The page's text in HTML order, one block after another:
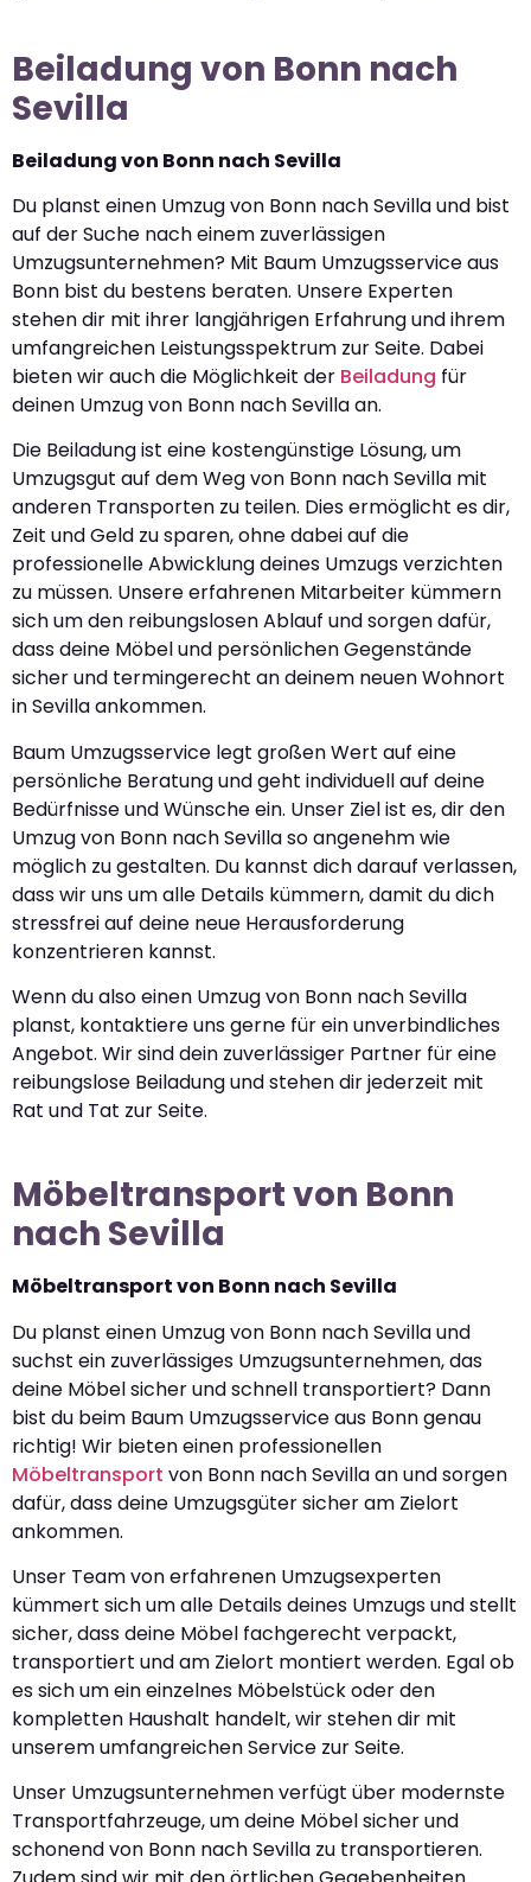
Beiladung von Bonn nach
Sevilla
Beiladung von Bonn nach Sevilla
Du planst einen Umzug von Bonn nach Sevilla und bist
auf der Suche nach einem zuverlässigen
Umzugsunternehmen? Mit Baum Umzugsservice aus
Bonn bist du bestens beraten. Unsere Experten
stehen dir mit ihrer langjährigen Erfahrung und ihrem
umfangreichen Leistungsspektrum zur Seite. Dabei
bieten wir auch die Möglichkeit der Beiladung für
deinen Umzug von Bonn nach Sevilla an.
Die Beiladung ist eine kostengünstige Lösung, um
Umzugsgut auf dem Weg von Bonn nach Sevilla mit
anderen Transporten zu teilen. Dies ermöglicht es dir,
Zeit und Geld zu sparen, ohne dabei auf die
professionelle Abwicklung deines Umzugs verzichten
zu müssen. Unsere erfahrenen Mitarbeiter kümmern
sich um den reibungslosen Ablauf und sorgen dafür,
dass deine Möbel und persönlichen Gegenstände
sicher und termingerecht an deinem neuen Wohnort
in Sevilla ankommen.
Baum Umzugsservice legt großen Wert auf eine
persönliche Beratung und geht individuell auf deine
Bedürfnisse und Wünsche ein. Unser Ziel ist es, dir den
Umzug von Bonn nach Sevilla so angenehm wie
möglich zu gestalten. Du kannst dich darauf verlassen,
dass wir uns um alle Details kümmern, damit du dich
stressfrei auf deine neue Herausforderung
konzentrieren kannst.
Wenn du also einen Umzug von Bonn nach Sevilla
planst, kontaktiere uns gerne für ein unverbindliches
Angebot. Wir sind dein zuverlässiger Partner für eine
reibungslose Beiladung und stehen dir jederzeit mit
Rat und Tat zur Seite.
Möbeltransport von Bonn
nach Sevilla
Möbeltransport von Bonn nach Sevilla
Du planst einen Umzug von Bonn nach Sevilla und
suchst ein zuverlässiges Umzugsunternehmen, das
deine Möbel sicher und schnell transportiert? Dann
bist du beim Baum Umzugsservice aus Bonn genau
richtig! Wir bieten einen professionellen
Möbeltransport von Bonn nach Sevilla an und sorgen
dafür, dass deine Umzugsgüter sicher am Zielort
ankommen.
Unser Team von erfahrenen Umzugsexperten
kümmert sich um alle Details deines Umzugs und stellt
sicher, dass deine Möbel fachgerecht verpackt,
transportiert und am Zielort montiert werden. Egal ob
es sich um ein einzelnes Möbelstück oder den
kompletten Haushalt handelt, wir stehen dir mit
unserem umfangreichen Service zur Seite.
Unser Umzugsunternehmen verfügt über modernste
Transportfahrzeuge, um deine Möbel sicher und
schonend von Bonn nach Sevilla zu transportieren.